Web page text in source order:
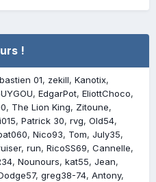
!
01 zekill Kanotix
EdgarPot EliottChoco
The Lion King
Zitoune
Patrick 30 rvg Old54
Nico93 Tom July35
run RicoSS69 Cannelle
Nounours kat55 Jean
greg38-74 Antony